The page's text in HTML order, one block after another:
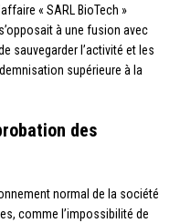
« SARL BioTech »
s’opposait à une fusion avec
sauvegarder l’activité et les
supérieure à la
des
normal de la société
comme l’impossibilité de